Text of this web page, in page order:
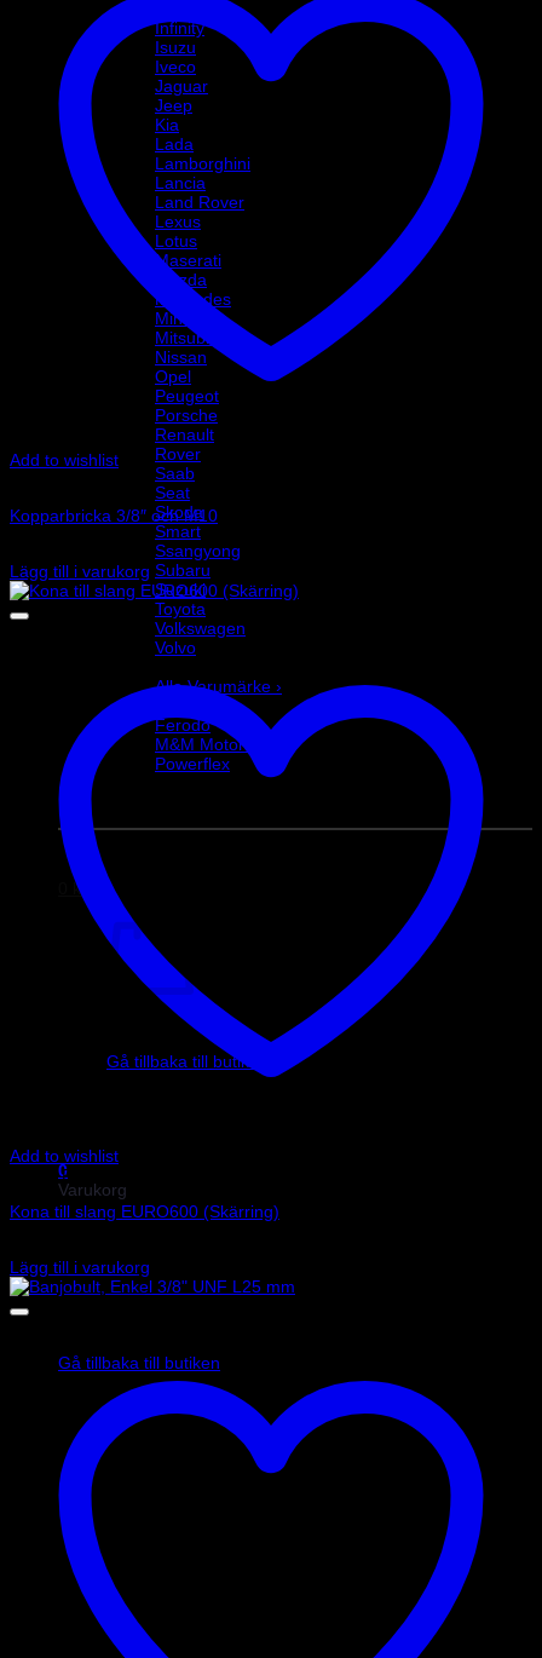
Infinity
Isuzu
Iveco
Jaguar
Jeep
Kia
Lada
Lamborghini
Lancia
Land Rover
Lexus
Lotus
Maserati
Mazda
Mercedes
Mini
Mitsubishi
Nissan
Opel
Peugeot
Porsche
Renault
Rover
Saab
Seat
Skoda
Smart
Ssangyong
Subaru
Suzuki
Toyota
Volkswagen
Volvo
Alla Varumärke ›
Helix Autosport
Ferodo
M&M Motorsport
Powerflex
kr
Inga produkter i varukorgen.
Gå tillbaka till butiken
0
Varukorg
Gå tillbaka till butiken
Add to wishlist
Kopparbricka 3/8″ och M10
Lägg till i varukorg
Add to wishlist
Art.nr: RD1512
Kona till slang EURO600 (Skärring)
Lägg till i varukorg